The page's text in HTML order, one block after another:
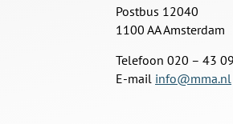
Postbus 12040
1100 AA Amsterdam
Telefoon 020 – 43
E-mail info@mma.nl